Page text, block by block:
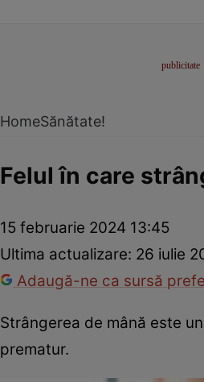
HomeSănătate!
Felul în care
15 februarie 2024 13:45
Ultima actualizare: 26 iulie
Adaugă-ne ca sursă
Strângerea de mână este
prematur.